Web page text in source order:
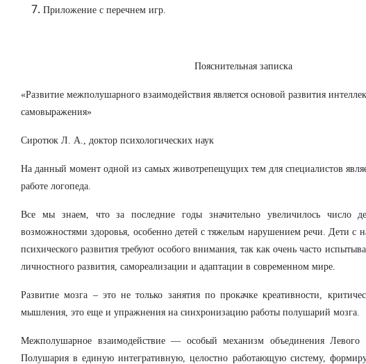
Приложение с перечнем игр.
Пояснительная записка
«Развитие межполушарного взаимодействия является основой развития
самовыражения»
Сиротюк Л. А., доктор психологических наук
На данный момент одной из самых животрепещущих тем для специалистов
работе логопеда.
Все мы знаем, что за последние годы значительно увеличилось число
возможностями здоровья, особенно детей с тяжелым нарушением речи. Дети с
психического развития требуют особого внимания, так как очень часто
личностного развития, самореализации и адаптации в современном мире.
Развитие мозга – это не только занятия по прокачке креативности,
мышления, это еще и упражнения на синхронизацию работы полушарий мозга.
Межполушарное взаимодействие — особый механизм объединения
Полушария в единую интегративную, целостно работающую систему,